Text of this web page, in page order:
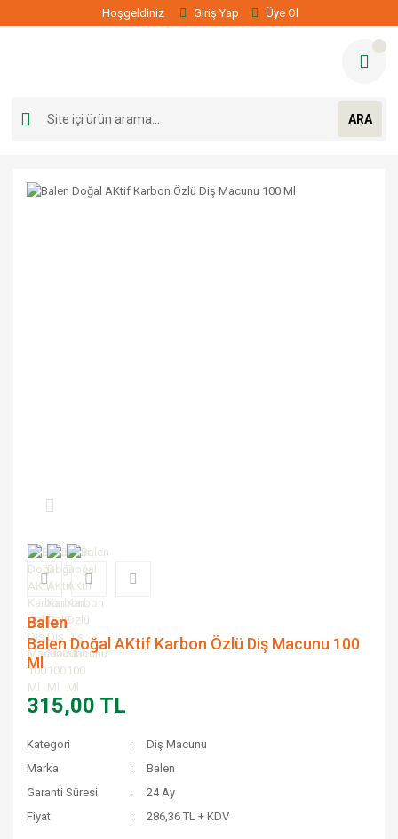
Hoşgeldiniz Giriş Yap Üye Ol
ARA
Balen
Balen Doğal AKtif Karbon Özlü Diş Macunu 100
Ml
315,00 TL
Kategori
Diş Macunu
Marka
Balen
Garanti Süresi
24 Ay
Fiyat
286,36 TL + KDV